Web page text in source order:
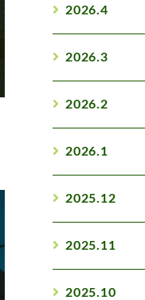
2026.4
2026.3
2026.2
2026.1
2025.12
2025.11
2025.10